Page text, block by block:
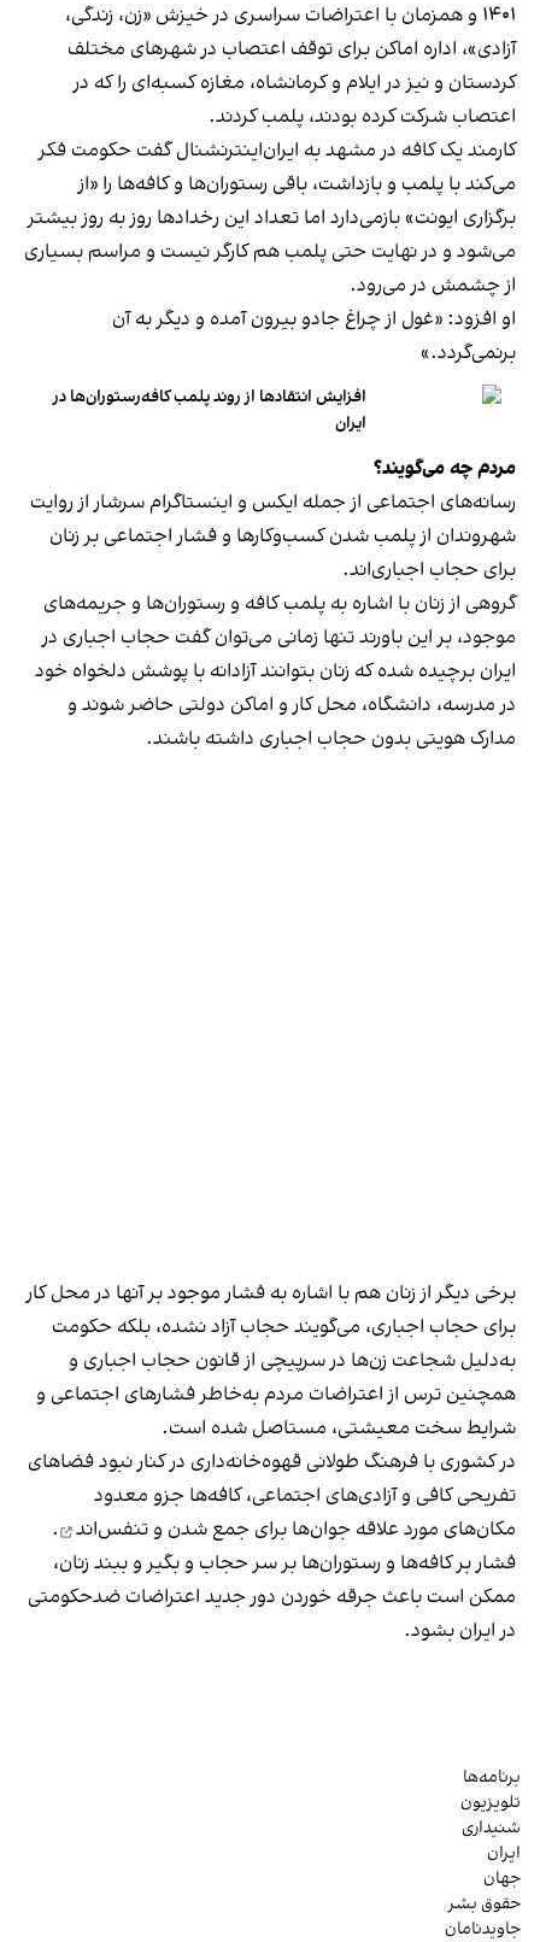
۱۴۰۱ و همزمان با اعتراضات سراسری در خیزش «زن، زندگی،
آزادی»، اداره اماکن برای توقف اعتصاب در شهرهای مختلف
کردستان و نیز در ایلام و کرمانشاه، مغازه کسبه‌ای را که در
اعتصاب شرکت کرده بودند، پلمب کردند.
کارمند یک کافه در مشهد به ایران‌اینترنشنال گفت حکومت فکر
می‌کند با پلمب و بازداشت، باقی رستوران‌ها و کافه‌ها را «از
برگزاری ایونت» بازمی‌دارد اما تعداد این رخدادها روز به روز بیشتر
می‌شود و در نهایت حتی پلمب هم کارگر نیست و مراسم بسیاری
از چشمش در می‌رود.
او افزود: «غول از چراغ جادو بیرون آمده و دیگر به آن
برنمی‎‌گردد.»
افزایش انتقادها از روند پلمب کافه‌رستوران‌ها در
ایران
مردم چه می‌گویند؟
رسانه‎‌های اجتماعی از جمله ایکس و اینستاگرام سرشار از روایت
شهروندان از پلمب شدن کسب‌وکارها و فشار اجتماعی بر زنان
برای حجاب اجباری‌اند.
گروهی از زنان با اشاره به پلمب کافه و رستوران‌ها و جریمه‌های
موجود، بر این باورند تنها زمانی می‌توان گفت حجاب اجباری در
ایران برچیده شده که زنان بتوانند آزادانه با پوشش دلخواه خود
در مدرسه، دانشگاه، محل کار و اماکن دولتی حاضر شوند و
مدارک هویتی بدون حجاب اجباری داشته باشند.
برخی دیگر از زنان هم با اشاره به فشار موجود بر آنها در محل کار
برای حجاب اجباری، می‌گویند حجاب آزاد نشده، بلکه حکومت
به‌دلیل شجاعت زن‌ها در سرپیچی از قانون حجاب اجباری و
همچنین ترس از اعتراضات مردم به‌خاطر فشارهای اجتماعی و
شرایط سخت معیشتی، مستاصل شده است.
در کشوری با فرهنگ طولانی قهوه‌‌خانه‌داری در کنار نبود فضاهای
تفریحی کافی و آزادی‌های اجتماعی، کافه‌ها جزو معدود
مکان‌های مورد علاقه جوان‌ها برای جمع شدن و تنفس‌اند
.
فشار بر کافه‌ها و رستوران‌ها بر سر حجاب و بگیر و ببند زنان،
ممکن است باعث جرقه خوردن دور جدید اعتراضات ضدحکومتی
در ایران بشود.
برنامه‌ها
تلویزیون
شنیداری
ایران
جهان
حقوق بشر
جاویدنامان